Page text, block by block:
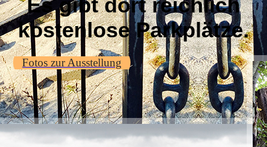
Es gibt dort reichlich
kostenlose Parkplätze.
Fotos zur Ausstellung